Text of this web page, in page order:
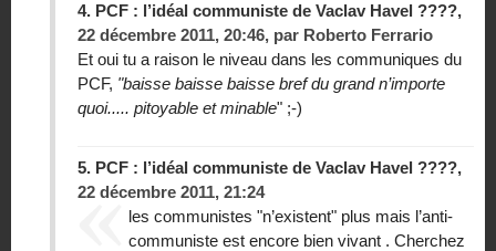
4. PCF : l’idéal communiste de Vaclav Havel ????,
22 décembre 2011, 20:46, par Roberto Ferrario
Et oui tu a raison le niveau dans les communiques du
PCF, "baisse baisse baisse bref du grand n’importe
quoi..... pitoyable et minable" ;-)
5. PCF : l’idéal communiste de Vaclav Havel ????,
22 décembre 2011, 21:24
les communistes "n’existent" plus mais l’anti-
communiste est encore bien vivant . Cherchez